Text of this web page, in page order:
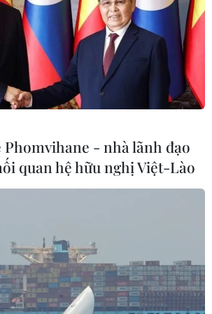
Xem thêm
NGUYỄN THỊ TÁM, KHÚC THANH
Quy định sử dụng
Phomvihane - nhà lãnh đạo
quan hệ hữu nghị Việt-Lào